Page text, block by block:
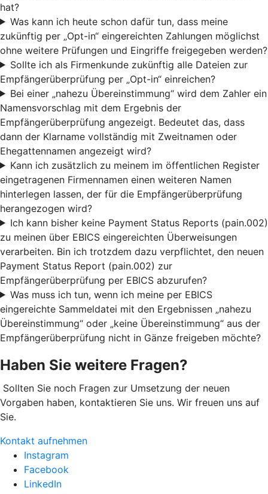
hat?
Was kann ich heute schon dafür tun, dass meine
zukünftig per „Opt-in“ eingereichten Zahlungen möglichst
ohne weitere Prüfungen und Eingriffe freigegeben werden?
Sollte ich als Firmenkunde zukünftig alle Dateien zur
Empfängerüberprüfung per „Opt-in“ einreichen?
Bei einer „nahezu Übereinstimmung“ wird dem Zahler ein
Namensvorschlag mit dem Ergebnis der
Empfängerüberprüfung angezeigt. Bedeutet das, dass
dann der Klarname vollständig mit Zweitnamen oder
Ehegattennamen angezeigt wird?
Kann ich zusätzlich zu meinem im öffentlichen Register
eingetragenen Firmennamen einen weiteren Namen
hinterlegen lassen, der für die Empfängerüberprüfung
herangezogen wird?
Ich kann bisher keine Payment Status Reports (pain.002)
zu meinen über EBICS eingereichten Überweisungen
verarbeiten. Bin ich trotzdem dazu verpflichtet, den neuen
Payment Status Report (pain.002) zur
Empfängerüberprüfung per EBICS abzurufen?
Was muss ich tun, wenn ich meine per EBICS
eingereichte Sammeldatei mit den Ergebnissen „nahezu
Übereinstimmung“ oder „keine Übereinstimmung“ aus der
Empfängerüberprüfung nicht in Gänze freigeben möchte?
Haben Sie weitere Fragen?
Sollten Sie noch Fragen zur Umsetzung der neuen
Vorgaben haben, kontaktieren Sie uns. Wir freuen uns auf
Sie.
Kontakt aufnehmen
Instagram
Facebook
LinkedIn